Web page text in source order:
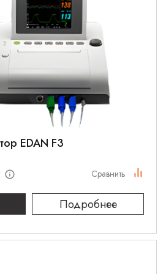
EDAN F3
Подробнее
Сравнить